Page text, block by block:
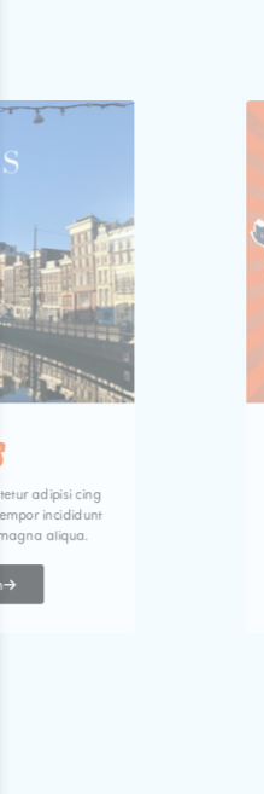
adipisi cing
incididunt
aliqua.